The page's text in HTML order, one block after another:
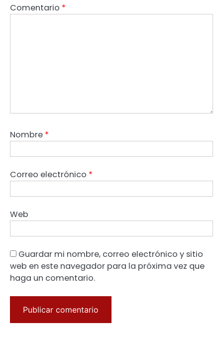
Comentario *
Nombre *
Correo electrónico *
Web
Guardar mi nombre, correo electrónico y sitio
web en este navegador para la próxima vez que
haga un comentario.